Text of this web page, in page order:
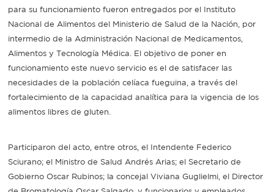
para su funcionamiento fueron entregados por el Instituto
Nacional de Alimentos del Ministerio de Salud de la Nación, por
intermedio de la Administración Nacional de Medicamentos,
Alimentos y Tecnología Médica. El objetivo de poner en
funcionamiento este nuevo servicio es el de satisfacer las
necesidades de la población celíaca fueguina, a través del
fortalecimiento de la capacidad analítica para la vigencia de los
alimentos libres de gluten.
Participaron del acto, entre otros, el Intendente Federico
Sciurano; el Ministro de Salud Andrés Arias; el Secretario de
Gobierno Oscar Rubinos; la concejal Viviana Guglielmi, el Director